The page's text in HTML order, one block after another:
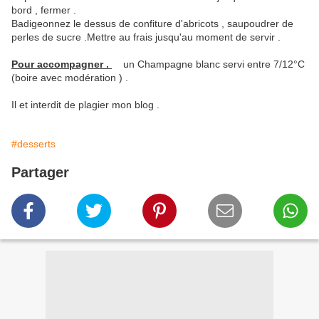
bord , fermer .
Badigeonnez le dessus de confiture d'abricots , saupoudrer de
perles de sucre .Mettre au frais jusqu'au moment de servir .
Pour accompagner .
un Champagne blanc servi entre 7/12°C
(boire avec modération ) .
Il et interdit de plagier mon blog .
#desserts
Partager